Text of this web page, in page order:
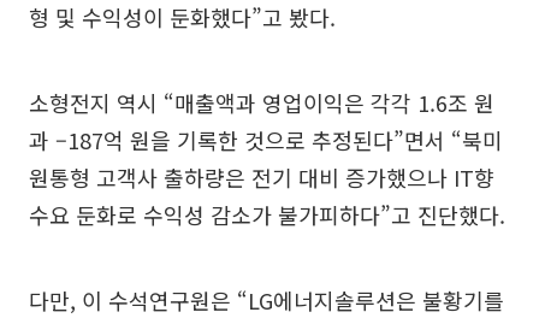
형 및 수익성이 둔화했다”고 봤다.
소형전지 역시 “매출액과 영업이익은 각각 1.6조 원
과 –187억 원을 기록한 것으로 추정된다”면서 “북미
원통형 고객사 출하량은 전기 대비 증가했으나 IT향
수요 둔화로 수익성 감소가 불가피하다”고 진단했다.
다만, 이 수석연구원은 “LG에너지솔루션은 불황기를